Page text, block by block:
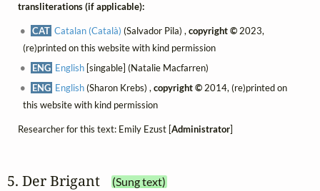
transliterations (if applicable):
CAT Catalan (Català) (Salvador Pila) ,copyright ©2023,
(re)printed on this website with kind permission
ENG English [singable] (Natalie Macfarren)
ENG English(Sharon Krebs) ,copyright ©2014, (re)printed on
this website with kind permission
Researcher for this text: Emily Ezust [Administrator]
5. Der Brigant (Sung text)